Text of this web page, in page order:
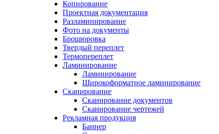
Копирование
Проектная документация
Разламинирование
Фото на документы
Брошюровка
Твердый переплет
Термопереплет
Ламинирование
Ламинирование
Широкоформатное ламинирование
Сканирование
Сканирование документов
Сканирование чертежей
Рекламная продукция
Баннер